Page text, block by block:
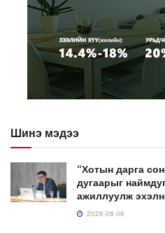
Шинэ мэдээ
“Хотын дарга
дугаарыг
ажиллуулж
2026-08-06